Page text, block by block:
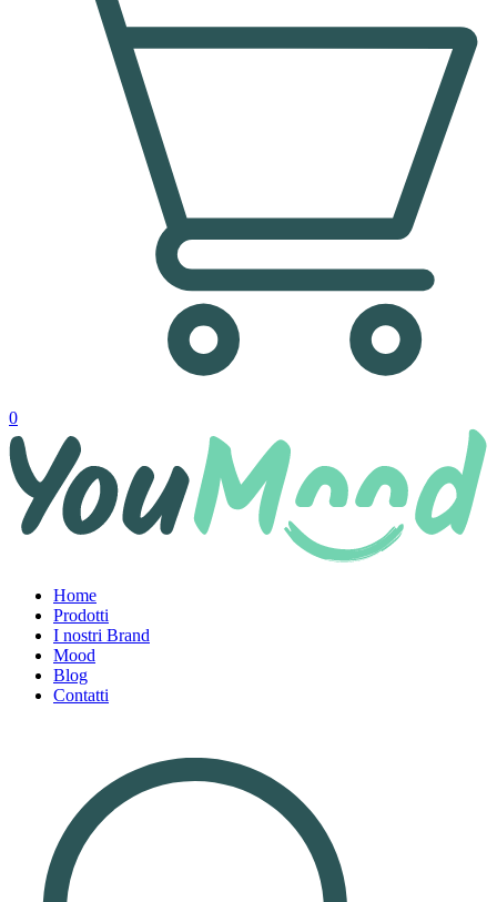
0
Home
Prodotti
I nostri Brand
Mood
Blog
Contatti